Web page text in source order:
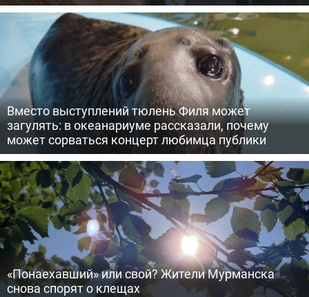
Вместо выступлений тюлень Филя может
загулять: в океанариуме рассказали, почему
может сорваться концерт любимца публики
«Понаехавший» или свой? Жители Мурманска
снова спорят о клещах